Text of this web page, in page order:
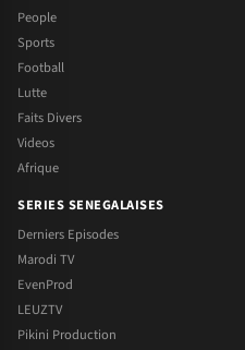
People
Sports
Football
Lutte
Faits Divers
Videos
Afrique
SERIES SENEGALAISES
Derniers Episodes
Marodi TV
EvenProd
LEUZTV
Pikini Production